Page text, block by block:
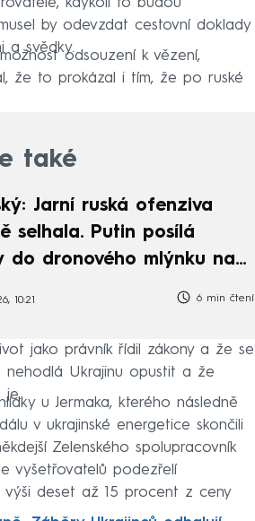
kdykoli to budou
by odevzdat cestovní doklady
a svědky.
odsouzení k vězení,
že to prokázal i tím, že po ruské
také
Jarní ruská ofenziva
selhala. Putin posílá
do dronového mlýnku na
10:21 6 min čtení
jako právník řídil zákony a že se
nehodlá Ukrajinu opustit a že
je.
u Jermaka, kterého následně
v ukrajinské energetice skončili
Zelenského spolupracovník
vyšetřovatelů podezřelí
deset až 15 procent z ceny